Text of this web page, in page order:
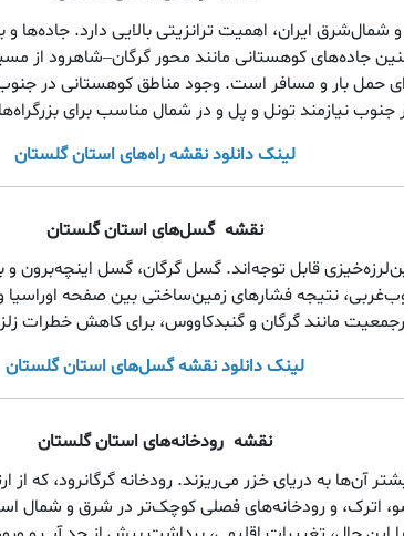
شمال‌شرق ایران، اهمیت ترانزیتی بالایی دارد.
کوهستانی مانند محور گرگان–شاهرود از مسیر
حمل بار و مسافر است. وجود مناطق کوهستانی در
جنوب نیازمند تونل و پل و در شمال مناسب برای
لینک دانلود نقشه راه‌های استان گلستان
نقشه گسل‌های استان گلستان
قابل توجه‌اند. گسل گرگان، گسل
نتیجه فشارهای زمین‌ساختی بین صفحه
مانند گرگان و گنبدکاووس، برای کاهش خطرات
لینک دانلود نقشه گسل‌های استان گلستان
نقشه رودخانه‌های استان گلستان
آن‌ها به دریای خزر می‌ریزند. رودخانه گرگانرود، که
اترک، و رودخانه‌های فصلی کوچک‌تر در شرق و شمال